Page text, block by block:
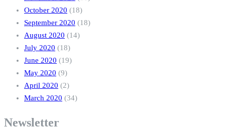
October 2020 (18)
September 2020 (18)
August 2020 (14)
July 2020 (18)
June 2020 (19)
May 2020 (9)
April 2020 (2)
March 2020 (34)
Newsletter